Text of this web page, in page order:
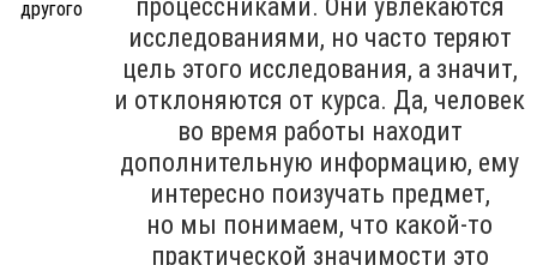
процессниками. Они увлекаются
исследованиями, но часто теряют
цель этого исследования, а значит,
и отклоняются от курса. Да, человек
во время работы находит
дополнительную информацию, ему
интересно поизучать предмет,
но мы понимаем, что какой-то
практической значимости это